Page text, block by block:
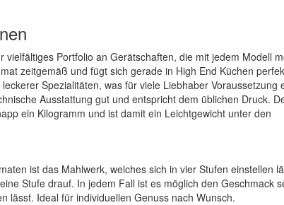
vielfältiges Portfolio an Gerätschaften, die mit jedem Modell
zeitgemäß und fügt sich gerade in High End Küchen
Spezialitäten, was für viele Liebhaber Voraussetzung
Ausstattung gut und entspricht dem üblichen Druck.
ein Kilogramm und ist damit ein Leichtgewicht unter den
ist das Mahlwerk, welches sich in vier Stufen einstellen
Stufe drauf. In jedem Fall ist es möglich den Geschmack
lässt. Ideal für individuellen Genuss nach Wunsch.